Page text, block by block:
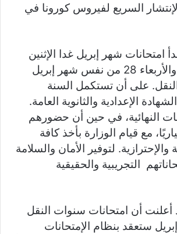
السريع لفيروس كورونا في
امتحانات شهر إبريل غدا الإثنين
26، والثلاثاء 27، والأربعاء 28 من نفس شهر إبريل
على أن تستكمل السنة
الإعدادية والثانوية العامة.
النهائية، في حين أن حضورهم
مع قيام الوزارة بأخذ كافة
والإحترازية. لتوفير الأمان والسلامة
التجريبية والحقيقية
أعلنت أن امتحانات سنوات النقل
ستعقد بنظام الإمتحانات